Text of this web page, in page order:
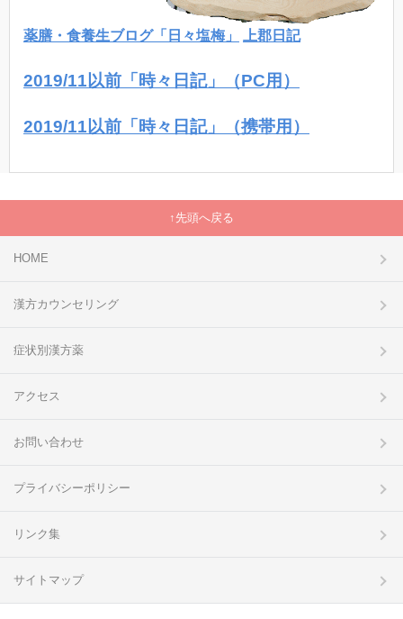
薬膳・食養生ブログ「日々塩梅」 上郡日記
2019/11以前「時々日記」（PC用）
2019/11以前「時々日記」（携帯用）
先頭へ戻る
HOME
漢方カウンセリング
症状別漢方薬
アクセス
お問い合わせ
プライバシーポリシー
リンク集
サイトマップ